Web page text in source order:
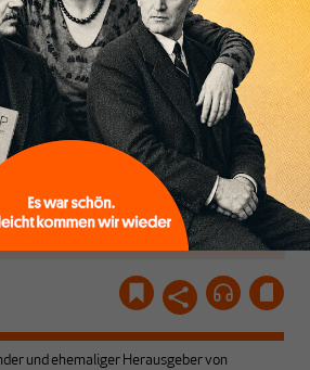
Wissen
wir
ABONNIEREN SIE
MAKROSKOP
Schon Abonnent? Dann
einloggen!
und ehemaliger Herausgeber von